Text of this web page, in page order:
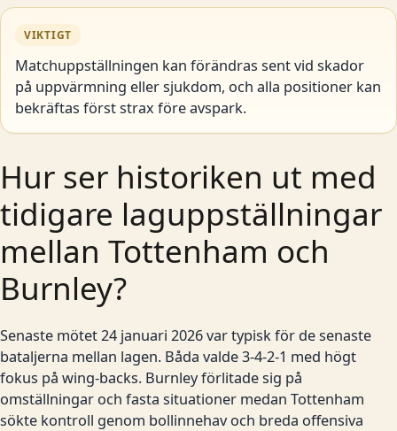
VIKTIGT
Matchuppställningen kan förändras sent vid skador
på uppvärmning eller sjukdom, och alla positioner kan
bekräftas först strax före avspark.
Hur ser historiken ut med
tidigare laguppställningar
mellan Tottenham och
Burnley?
Senaste mötet 24 januari 2026 var typisk för de senaste
bataljerna mellan lagen. Båda valde 3-4-2-1 med högt
fokus på wing-backs. Burnley förlitade sig på
omställningar och fasta situationer medan Tottenham
sökte kontroll genom bollinnehav och breda offensiva